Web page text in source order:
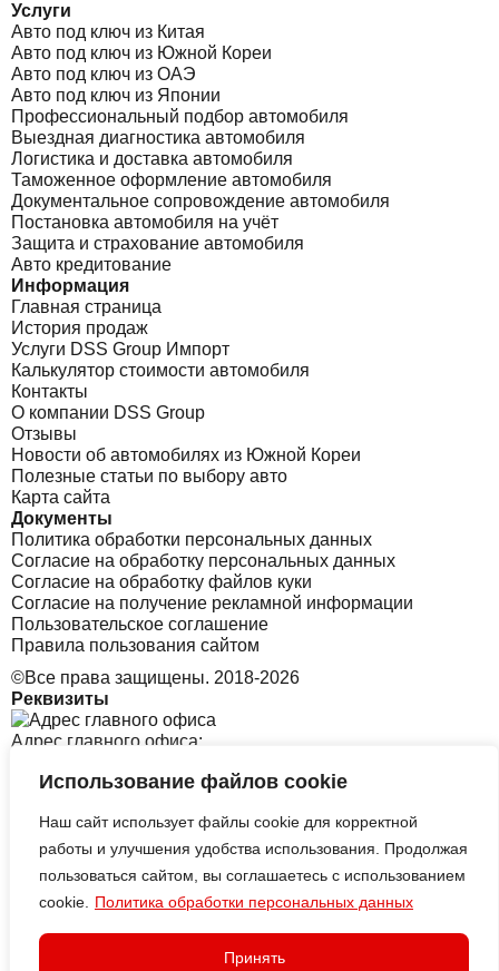
Использование файлов cookie
Наш сайт использует файлы cookie для корректной
работы и улучшения удобства использования. Продолжая
пользоваться сайтом, вы соглашаетесь с использованием
cookie.
Политика обработки персональных данных
Принять
Услуги
Авто под ключ из Китая
Авто под ключ из Южной Кореи
Авто под ключ из ОАЭ
Авто под ключ из Японии
Профессиональный подбор автомобиля
Выездная диагностика автомобиля
Логистика и доставка автомобиля
Таможенное оформление автомобиля
Документальное сопровождение автомобиля
Постановка автомобиля на учёт
Защита и страхование автомобиля
Авто кредитование
Информация
Главная страница
История продаж
Услуги DSS Group Импорт
Калькулятор стоимости автомобиля
Контакты
О компании DSS Group
Отзывы
Новости об автомобилях из Южной Кореи
Полезные статьи по выбору авто
Карта сайта
Документы
Политика обработки персональных данных
Согласие на обработку персональных данных
Согласие на обработку файлов куки
Согласие на получение рекламной информации
Пользовательское соглашение
Правила пользования сайтом
©Все права защищены. 2018-2026
Реквизиты
Адрес главного офиса:
Адрес офиса в Корее:
313 Central-ro, Yeonsu-gu, Incheon B tower, 2126
ИП АЛЕКСЕЕВСКИХ СЕРГЕЙ